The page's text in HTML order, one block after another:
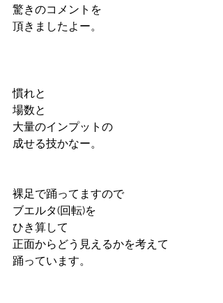
驚きのコメントを
頂きましたよー。
慣れと
場数と
大量のインプットの
成せる技かなー。
裸足で踊ってますので
ブエルタ(回転)を
ひき算して
正面からどう見えるかを考えて
踊っています。